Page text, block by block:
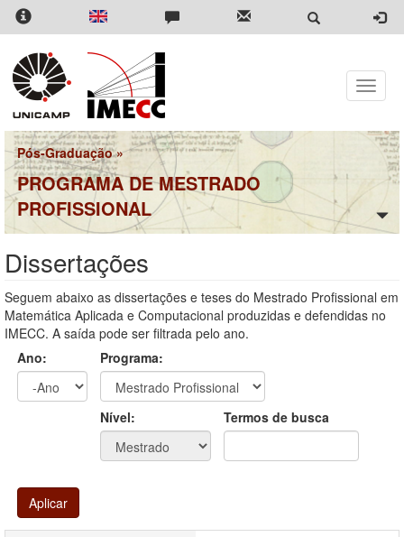
Pular
para
conteúdo
principal
Toggle
Pós-Graduação»
PROGRAMA DE MESTRADO
PROFISSIONAL
Dissertações
Seguem abaixo as dissertações e teses do Mestrado Profissional em
Matemática Aplicada e Computacional produzidas e defendidas no
IMECC. A saída pode ser filtrada pelo ano.
Ano:
Programa:
Nível: Termos de busca
Aplicar